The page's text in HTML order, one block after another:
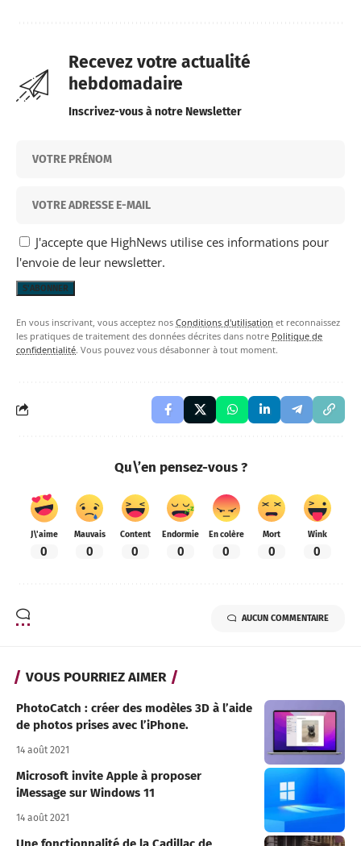
Recevez votre actualité
hebdomadaire
Inscrivez-vous à notre Newsletter
J'accepte que HighNews utilise ces informations pour
l'envoie de leur newsletter.
En vous inscrivant, vous acceptez nos Conditions d'utilisation et reconnaissez
les pratiques de traitement des données décrites dans notre Politique de
confidentialité. Vous pouvez vous désabonner à tout moment.
Qu\’en pensez-vous ?
J\'aime
0
Mauvais
0
Content
0
Endormie
0
En colère
0
Mort
0
Wink
0
AUCUN COMMENTAIRE
VOUS POURRIEZ AIMER
PhotoCatch : créer des modèles 3D à l’aide
de photos prises avec l’iPhone.
14 août 2021
Microsoft invite Apple à proposer
iMessage sur Windows 11
14 août 2021